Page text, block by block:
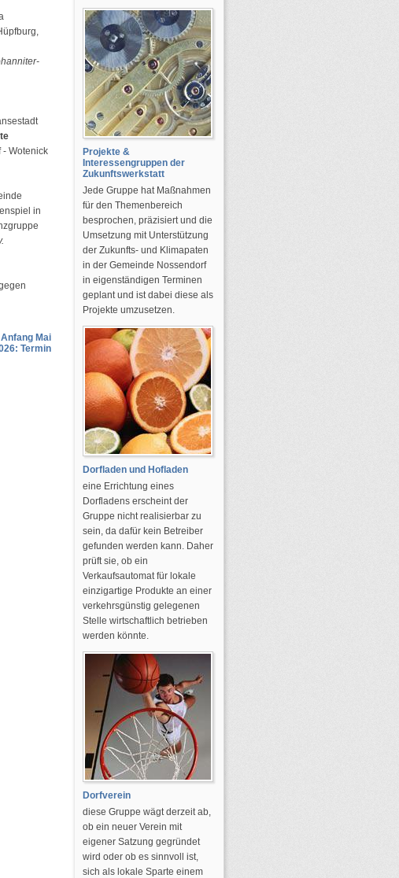
- Wotenick
in
Mai
Termin
Projekte &
Interessengruppen der
Zukunftswerkstatt
Jede Gruppe hat Maßnahmen
für den Themenbereich
besprochen, präzisiert und die
Umsetzung mit Unterstützung
der Zukunfts- und Klimapaten
in der Gemeinde Nossendorf
in eigenständigen Terminen
geplant und ist dabei diese als
Projekte umzusetzen.
Dorfladen und Hofladen
eine Errichtung eines
Dorfladens erscheint der
Gruppe nicht realisierbar zu
sein, da dafür kein Betreiber
gefunden werden kann. Daher
prüft sie, ob ein
Verkaufsautomat für lokale
einzigartige Produkte an einer
verkehrsgünstig gelegenen
Stelle wirtschaftlich betrieben
werden könnte.
Dorfverein
diese Gruppe wägt derzeit ab,
ob ein neuer Verein mit
eigener Satzung gegründet
wird oder ob es sinnvoll ist,
sich als lokale Sparte einem